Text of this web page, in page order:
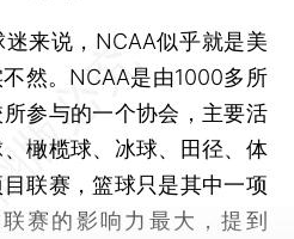
来说，NCAA似乎就是美
然。NCAA是由1000多所
参与的一个协会，主要活
橄榄球、冰球、田径、体
联赛，篮球只是其中一项
赛的影响力最大，提到